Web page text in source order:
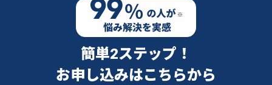
簡単2ステップ！
お申し込みはこちらから